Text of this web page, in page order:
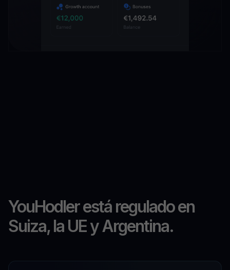
YouHodler está regulado en
Suiza, la UE y Argentina.